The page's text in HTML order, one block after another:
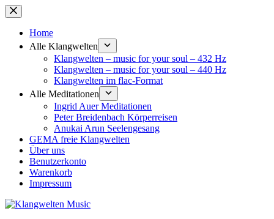
Zum
Inhalt
springenHome
Alle Klangwelten
Klangwelten – music for your soul – 432 Hz
Klangwelten – music for your soul – 440 Hz
Klangwelten im flac-Format
Alle Meditationen
Ingrid Auer Meditationen
Peter Breidenbach Körperreisen
Anukai Arun Seelengesang
GEMA freie Klangwelten
Über uns
Benutzerkonto
Warenkorb
Impressum